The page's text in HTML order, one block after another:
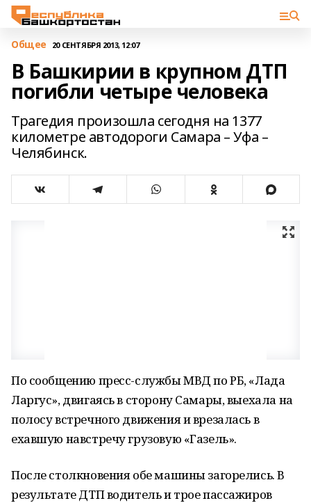
Общее 20 СЕНТЯБРЯ 2013, 12:07
В Башкирии в крупном ДТП
погибли четыре человека
Трагедия произошла сегодня на 1377
километре автодороги Самара – Уфа –
Челябинск.
По сообщению пресс-службы МВД по РБ, «Лада
Ларгус», двигаясь в сторону Самары, выехала на
полосу встречного движения и врезалась в
ехавшую навстречу грузовую «Газель».
После столкновения обе машины загорелись. В
результате ДТП водитель и трое пассажиров